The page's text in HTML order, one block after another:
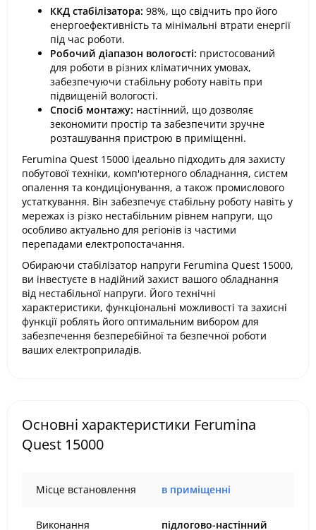
ККД стабілізатора: 98%, що свідчить про його
енергоефективність та мінімальні втрати енергії
під час роботи.
Робочий діапазон вологості: пристосований
для роботи в різних кліматичних умовах,
забезпечуючи стабільну роботу навіть при
підвищеній вологості.
Спосіб монтажу: настінний, що дозволяє
зекономити простір та забезпечити зручне
розташування пристрою в приміщенні.
Ferumina Quest 15000 ідеально підходить для захисту
побутової техніки, комп'ютерного обладнання, систем
опалення та кондиціонування, а також промислового
устаткування. Він забезпечує стабільну роботу навіть у
мережах із різко нестабільним рівнем напруги, що
особливо актуально для регіонів із частими
перепадами електропостачання.
Обираючи стабілізатор напруги Ferumina Quest 15000,
ви інвестуєте в надійний захист вашого обладнання
від нестабільної напруги. Його технічні
характеристики, функціональні можливості та захисні
функції роблять його оптимальним вибором для
забезпечення безперебійної та безпечної роботи
ваших електроприладів.
Основні характеристики Ferumina
Quest 15000
Місце встановлення в приміщенні
Виконання підлогово-настінний